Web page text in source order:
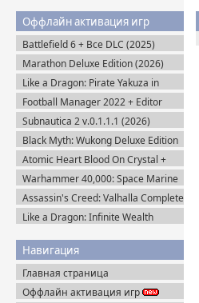
Оффлайн активация игр
Battlefield 6 + Все DLC (2025)
Portable
Marathon Deluxe Edition (2026)
Steam-Rip
Like a Dragon: Pirate Yakuza in
Hawaii (2025) Steam-Rip
Football Manager 2022 + Editor
(2021) Steam-Rip
Subnautica 2 v.0.1.1.1 (2026)
Пиратка
Black Myth: Wukong Deluxe Edition
(2024) Portable
Atomic Heart Blood On Crystal +
Все DLC (2026) Пиратка
Warhammer 40,000: Space Marine
2 v.13.1.0.1 + Все DLC (2024)
Пиратка
Assassin's Creed: Valhalla Complete
Edition v.1.7.0 (2020) Пиратка
Like a Dragon: Infinite Wealth
Навигация
Главная страница
Оффлайн активация игр